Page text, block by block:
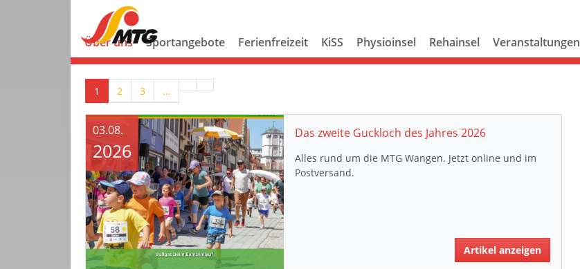
Über uns Sportangebote Ferienfreizeit KiSS Physioinsel Rehainsel Veranstaltungen
1 2 3 …
Das zweite Guckloch des Jahres 2026
Alles rund um die MTG Wangen. Jetzt online und im
Postversand.
Artikel anzeigen
03.08.
2026